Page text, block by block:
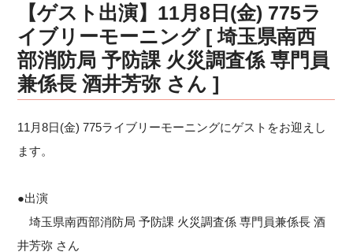
【ゲスト出演】11月8日(金) 775ラ
イブリーモーニング [ 埼玉県南西
部消防局 予防課 火災調査係 専門員
兼係長 酒井芳弥 さん ]
11月8日(金) 775ライブリーモーニングにゲストをお迎えし
ます。
●出演
埼玉県南西部消防局 予防課 火災調査係 専門員兼係長 酒
井芳弥 さん